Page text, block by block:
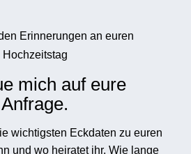
Erinnerungen an euren
Hochzeitstag
mich auf eure
Anfrage.
wichtigsten Eckdaten zu euren
und wo heiratet ihr. Wie lange